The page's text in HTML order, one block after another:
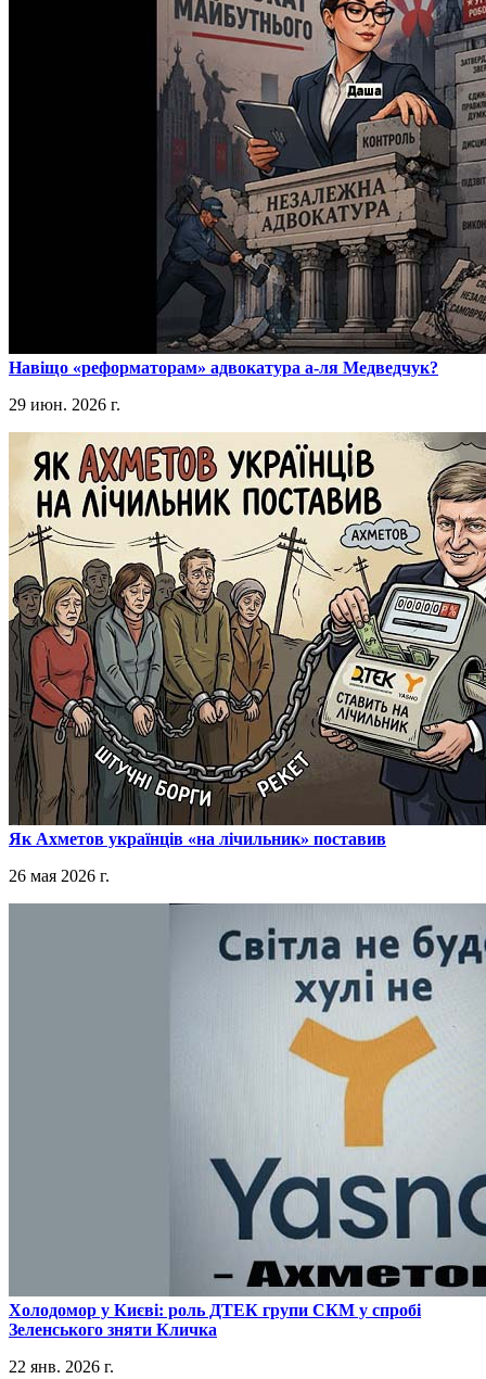
​Навіщо «реформаторам» адвокатура а-ля Медведчук?
29 июн. 2026 г.
​Як Ахметов українців «на лічильник» поставив
26 мая 2026 г.
​Холодомор у Києві: роль ДТЕК групи СКМ у спробі
Зеленського зняти Кличка
22 янв. 2026 г.